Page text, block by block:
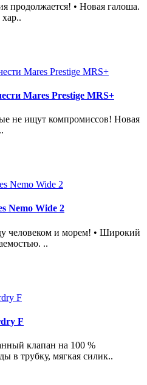
продолжается! • Новая галоша.
Mares Prestige MRS+
не ищут компромиссов! Новая
Nemo Wide 2
человеком и морем! • Широкий
..
F
клапан на 100 %
в трубку, мягкая силик..